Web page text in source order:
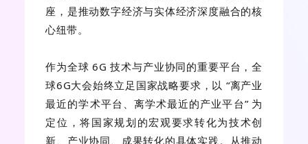
座，是推动数字经济与实体经济深度融合的核
心纽带。
作为全球 6G 技术与产业协同的重要平台，全
球6G大会始终立足国家战略要求，以 “离产业
最近的学术平台、离学术最近的产业平台” 为
定位，将国家规划的宏观要求转化为技术创
新、产业协同、成果转化的具体实践。从推动